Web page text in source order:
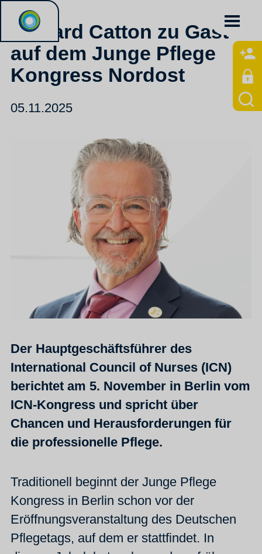
Howard Catton zu Gast
auf dem Junge Pflege
Kongress Nordost
05.11.2025
Der Hauptgeschäftsführer des
International Council of Nurses (ICN)
berichtet am 5. November in Berlin vom
ICN-Kongress und spricht über
Chancen und Herausforderungen für
die professionelle Pflege.
Traditionell beginnt der Junge Pflege
Kongress in Berlin schon vor der
Eröffnungsveranstaltung des Deutschen
Pflegetags, auf dem er stattfindet. In